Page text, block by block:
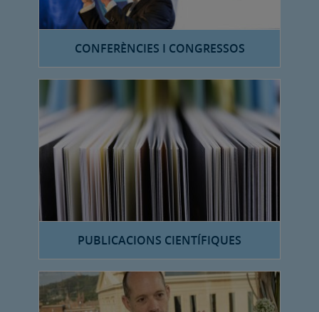
CONFERÈNCIES I CONGRESSOS
PUBLICACIONS CIENTÍFIQUES